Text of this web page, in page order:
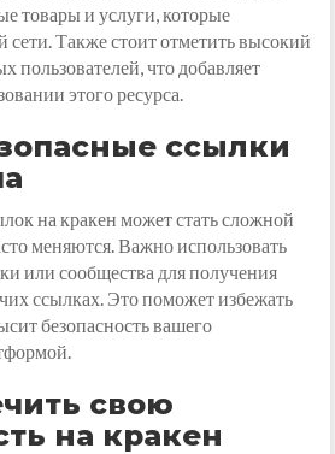
товары и услуги, которые
Также стоит отметить высокий
пользователей, что добавляет
этого ресурса.
ссылки
на кракен может стать сложной
меняются. Важно использовать
или сообщества для получения
ссылках. Это поможет избежать
безопасность вашего
свою
на кракен